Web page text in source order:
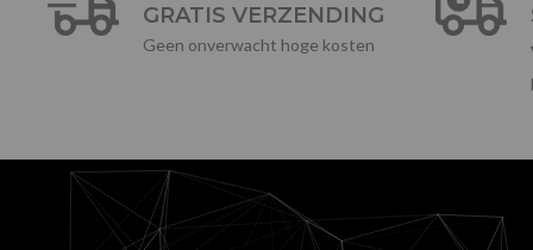
GRATIS VERZENDING
Geen onverwacht hoge kosten